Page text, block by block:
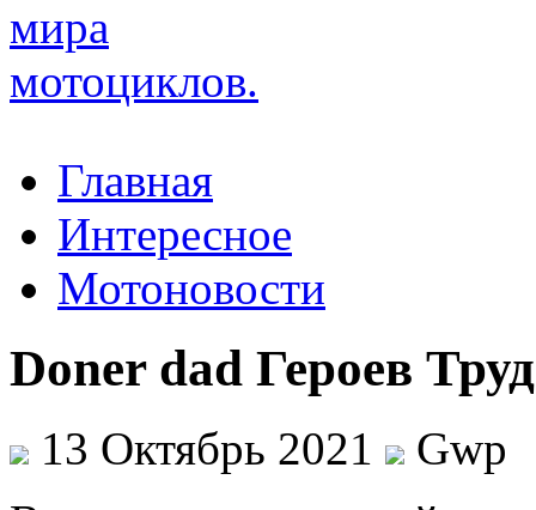
Главная
Интересное
Мотоновости
Doner dad Героев
13 Октябрь 2021
Gwp